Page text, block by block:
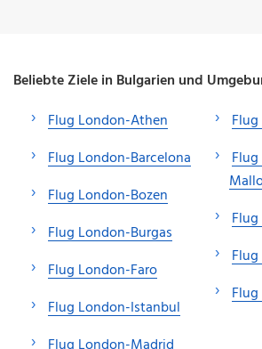
Beliebte Ziele in Bulgarien und
Flug London-Athen
Flug London-Barcelona
Flug London-Bozen
Flug London-Burgas
Flug London-Faro
Flug London-Istanbul